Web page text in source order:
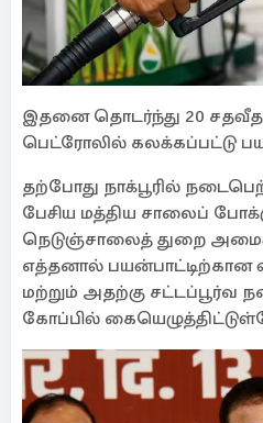
இதனை தொடர்ந்து 20
பெட்ரோலில் கலக்கப்பட்டு
தற்போது நாக்பூரில்
பேசிய மத்திய சாலைப்
நெடுஞ்சாலைத் துறை
எத்தனால் பயன்பாட்டிற்கான
மற்றும் அதற்கு சட்டப்பூர்வ
கோப்பில்